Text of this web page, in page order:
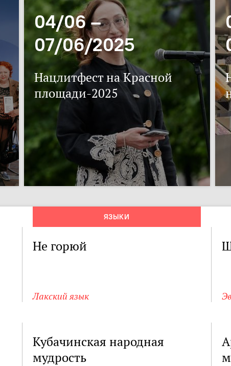
04/06 –
07/06/2025
Нацлитфест на Красной
площади-2025
ЯЗЫКИ
Не горюй
Лакский язык
Кубачинская народная
мудрость